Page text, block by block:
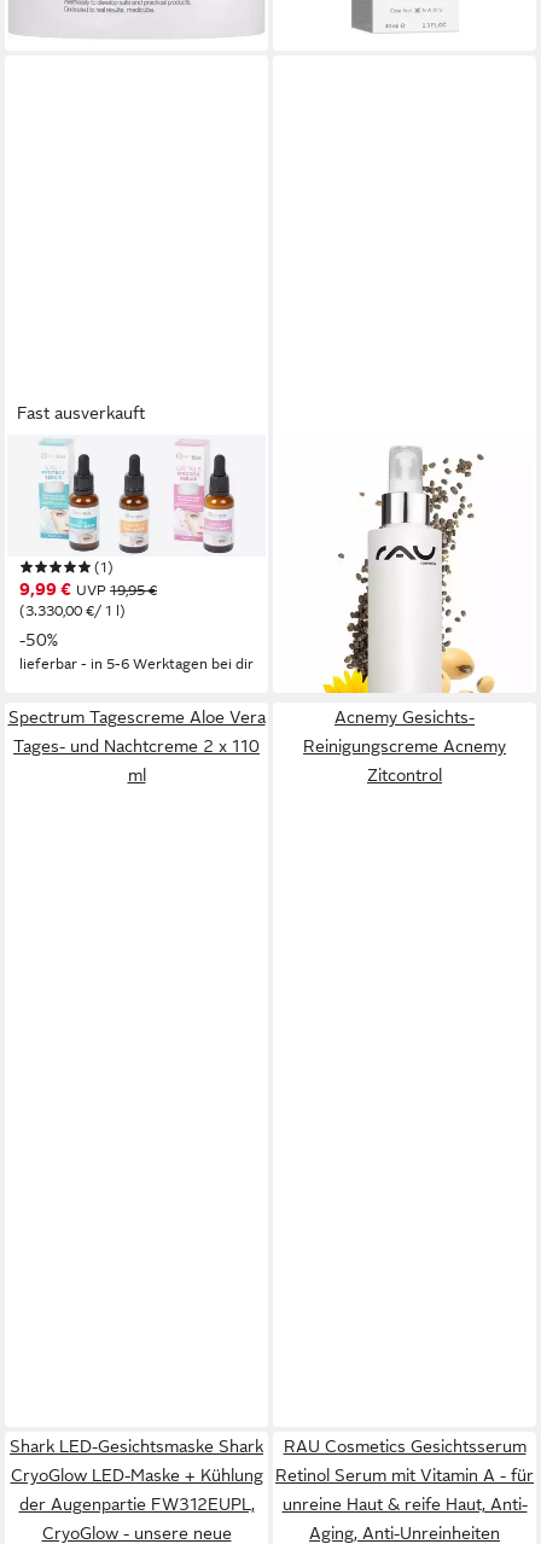
Fast ausverkauft
SPECTRUM
Gesichtsserum Skincare Cell
Protect Serum,
Zellschutzserum 30 ml
(1)
9,99 € UVP 19,95 €
(3.330,00 €/ 1 l)
-50%
lieferbar - in 5-6 Werktagen bei dir
RAU COSMETICS
Gesichtsserum RAU
Cosmetics Bakuchiol &
Vitamin E Daily Care Serum
(688,70 €/ 1 l)
lieferbar - in 2-3 Werktagen bei dir
Spectrum Tagescreme Aloe Vera
Tages- und Nachtcreme 2 x 110
ml
Acnemy Gesichts-
Reinigungscreme Acnemy
Zitcontrol
Shark LED-Gesichtsmaske Shark
CryoGlow LED-Maske + Kühlung
der Augenpartie FW312EUPL,
CryoGlow - unsere neue
RAU Cosmetics Gesichtsserum
Retinol Serum mit Vitamin A - für
unreine Haut & reife Haut, Anti-
Aging, Anti-Unreinheiten